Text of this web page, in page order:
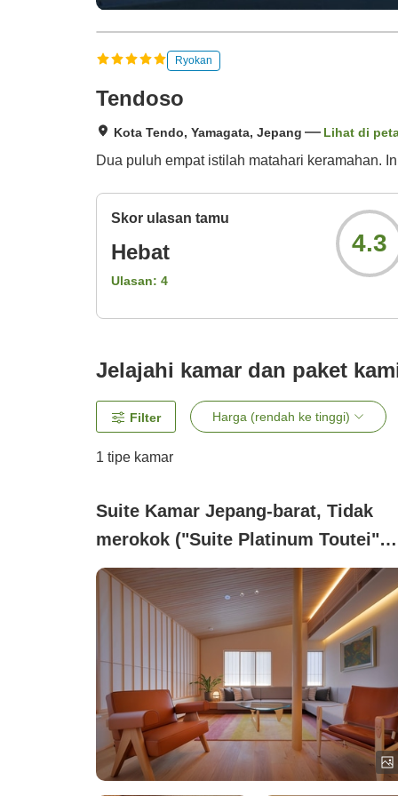
Ryokan
Tendoso
Kota Tendo, Yamagata, Jepang Lihat di
Dua puluh empat istilah matahari keramahan.
Skor ulasan tamu
Hebat
Ulasan: 4
4.3
Jelajahi kamar dan paket
Filter Harga (rendah ke tinggi)
1 tipe kamar
Suite Kamar Jepang-barat, Tidak
merokok ("Suite Platinum Toutei"
(Diperbarui Februari 2023))